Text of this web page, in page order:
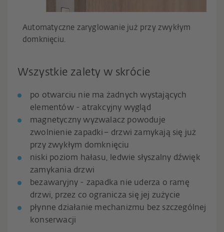
Automatyczne zaryglowanie już przy zwykłym
domknięciu.
Wszystkie zalety w skrócie
po otwarciu nie ma żadnych wystających
elementów - atrakcyjny wygląd
magnetyczny wyzwalacz powoduje
zwolnienie zapadki– drzwi zamykają się już
przy zwykłym domknięciu
niski poziom hałasu, ledwie słyszalny dźwięk
zamykania drzwi
bezawaryjny - zapadka nie uderza o ramę
drzwi, przez co ogranicza się jej zużycie
płynne działanie mechanizmu bez szczególnej
konserwacji